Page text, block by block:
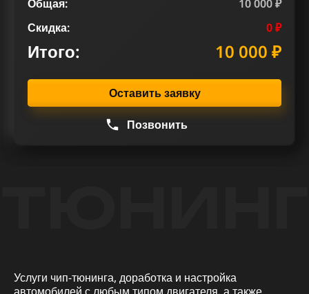
Общая:
10 000 ₽
Скидка:
0 ₽
Итого: 10 000 ₽
Оставить заявку
Позвонить
Услуги чип-тюнинга, доработка и настройка